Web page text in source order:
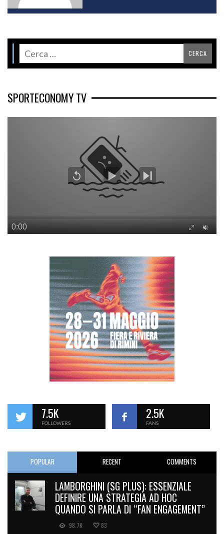
SPORTECONOMY TV
7.5K
FOLLOWERS
2.5K
FANS
POPULAR RECENT COMMENTS
LAMBORGHINI (SG PLUS): ESSENZIALE
DEFINIRE UNA STRATEGIA AD HOC
QUANDO SI PARLA DI “FAN ENGAGEMENT”
98.7K 83